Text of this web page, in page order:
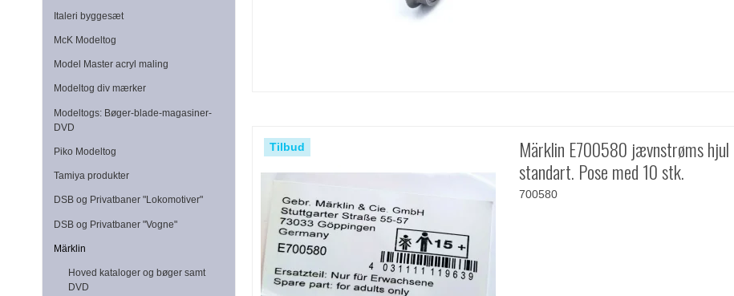
Italeri byggesæt
McK Modeltog
Model Master acryl maling
Modeltog div mærker
Modeltogs: Bøger-blade-magasiner-
DVD
Piko Modeltog
Tamiya produkter
DSB og Privatbaner "Lokomotiver"
DSB og Privatbaner "Vogne"
Märklin
Hoved kataloger og bøger samt
DVD
Tilbud
Märklin E700580 jævnstrøms hjul
standart. Pose med 10 stk.
700580